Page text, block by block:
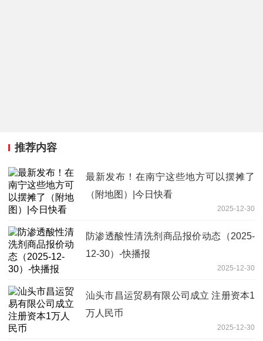
推荐内容
最新发布！在南宁这些地方可以摆摊了
（附地图）|今日快看
2025-12-30
防渗透酸性清洗剂商品报价动态（2025-
12-30）-快播报
2025-12-30
汕头市昌运贸易有限公司成立 注册资本1
万人民币
2025-12-30